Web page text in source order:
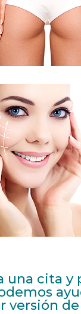
una cita y
versión